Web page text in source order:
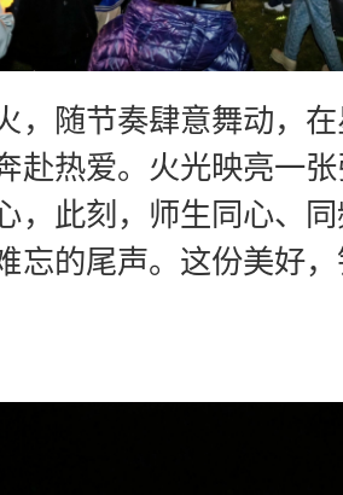
，随节奏肆意舞动，
赴热爱。火光映亮一
，此刻，师生同心、
忘的尾声。这份美好